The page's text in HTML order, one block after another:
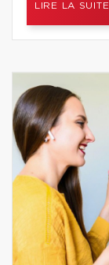
LIRE LA SUITE